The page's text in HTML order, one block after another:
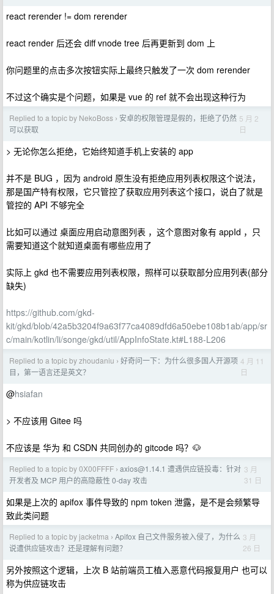
react rerender != dom rerender
react render 后还会 diff vnode tree 后再更新到 dom 上
你问题里的点击多次按钮实际上最终只触发了一次 dom rerender
不过这个确实是个问题，如果是 vue 的 ref 就不会出现这种行为
Replied to a topic by NekoBoss › 安卓的权限管理是假的，拒绝了仍然
可以获取
5 月 2
日
> 无论你怎么拒绝，它始终知道手机上安装的 app
并不是 BUG ，因为 android 原生没有拒绝应用列表权限这个说法，
那是国产特有权限，它只管控了获取应用列表这个接口，说白了就是
管控的 API 不够完全
比如可以通过 桌面应用启动意图列表 ，这个意图对象有 appId ，只
需要知道这个就知道桌面有哪些应用了
实际上 gkd 也不需要应用列表权限，照样可以获取部分应用列表(部分
缺失)
https://github.com/gkd-
kit/gkd/blob/42a5b3204f9a63f77ca4089dfd6a50ebe108b1ab/app/sr
c/main/kotlin/li/songe/gkd/util/AppInfoState.kt#L188-L206
Replied to a topic by zhoudaniu › 好奇问一下：为什么很多国人开源项
目，第一语言还是英文？
4 月 11
日
@hsiafan
> 不应该用 Gitee 吗
不应该是 华为 和 CSDN 共同创办的 gitcode 吗？🐶
Replied to a topic by 0X00FFFF › axios@1.14.1 遭遇供应链投毒：针对
开发者及 MCP 用户的高隐蔽性 0-day 攻击
3 月
31 日
如果是上次的 apifox 事件导致的 npm token 泄露，是不是会频繁导
致此类问题
Replied to a topic by jacketma › Apifox 自己文件服务被入侵了，为什么
说遭供应链攻击？还是理解有问题？
3 月
26 日
另外按照这个逻辑，上次 B 站前端员工植入恶意代码报复用户 也可以
称为供应链攻击